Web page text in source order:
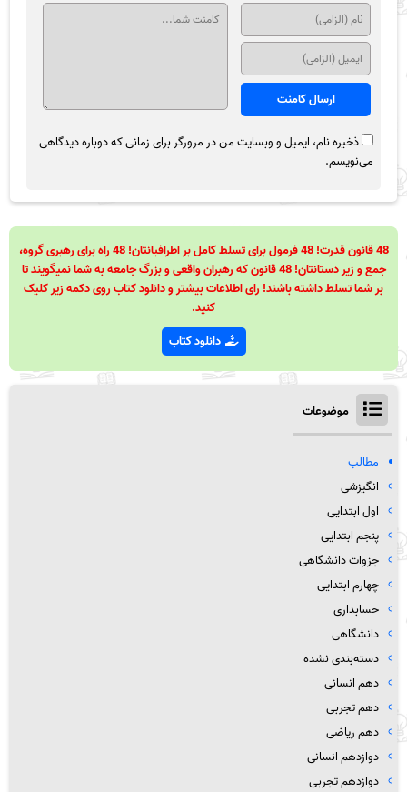
ذخیره نام، ایمیل و وبسایت من در مرورگر برای زمانی که دوباره دیدگاهی
می‌نویسم.
48 قانون قدرت! 48 فرمول برای تسلط کامل بر اطرافیانتان! 48 راه برای رهبری گروه،
جمع و زیر دستانتان! 48 قانون که رهبران واقعی و بزرگ جامعه به شما نمیگویند تا
بر شما تسلط داشته باشند! رای اطلاعات بیشتر و دانلود کتاب روی دکمه زیر کلیک
کنید.
دانلود کتاب
موضوعات
مطالب
انگیزشی
اول ابتدایی
پنجم ابتدایی
جزوات دانشگاهی
چهارم ابتدایی
حسابداری
دانشگاهی
دسته‌بندی نشده
دهم انسانی
دهم تجربی
دهم ریاضی
دوازدهم انسانی
دوازدهم تجربی